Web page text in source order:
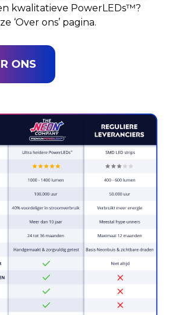
kwalitatieve PowerLEDs™?
‘Over ons’ pagina.
ONS